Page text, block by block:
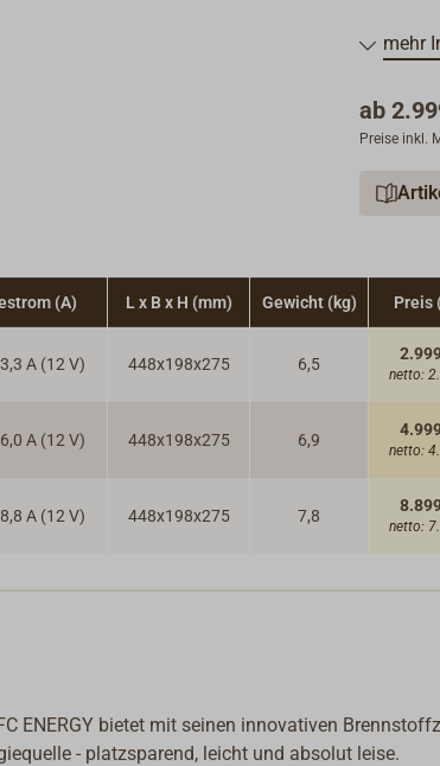
mehr
ab
Preise inkl.
(A) L x B x H (mm) Gewicht (kg) Preis
A (12 V) 448x198x275 6,5
netto:
A (12 V) 448x198x275 6,9
netto:
A (12 V) 448x198x275 7,8
netto:
ENERGY bietet mit seinen innovativen
- platzsparend, leicht und absolut leise.